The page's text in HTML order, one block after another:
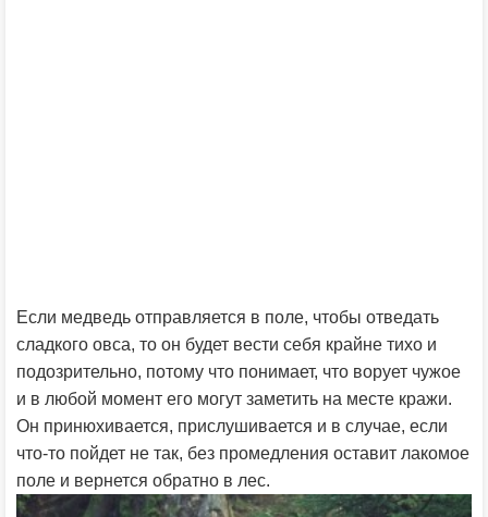
Если медведь отправляется в поле, чтобы отведать
сладкого овса, то он будет вести себя крайне тихо и
подозрительно, потому что понимает, что ворует чужое
и в любой момент его могут заметить на месте кражи.
Он принюхивается, прислушивается и в случае, если
что-то пойдет не так, без промедления оставит лакомое
поле и вернется обратно в лес.